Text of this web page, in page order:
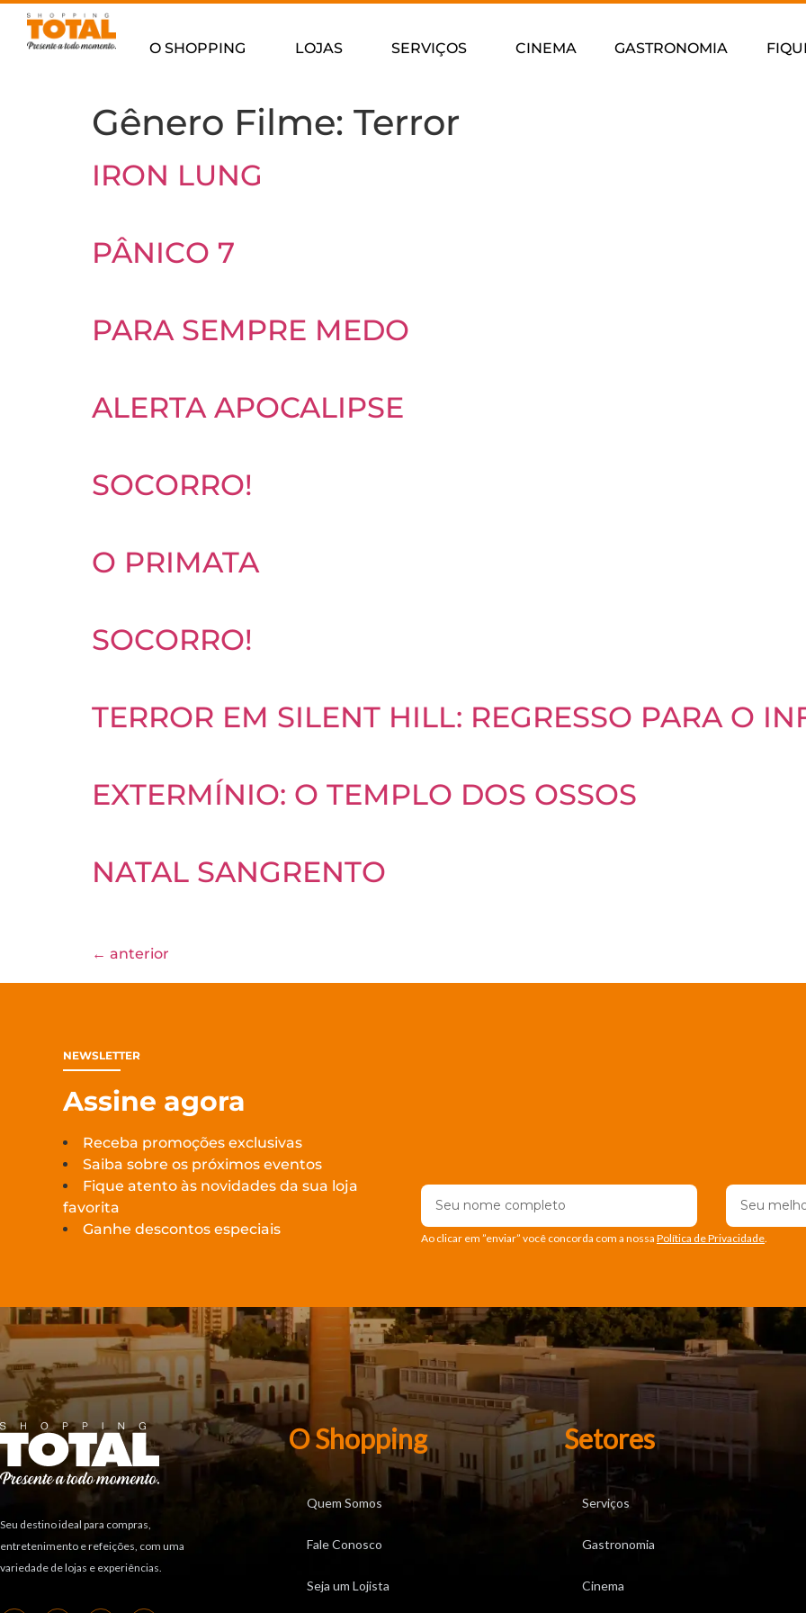
O SHOPPING LOJAS SERVIÇOS CINEMA GASTRONOMIA
Gênero Filme: Terror
IRON LUNG
PÂNICO 7
PARA SEMPRE MEDO
ALERTA APOCALIPSE
SOCORRO!
O PRIMATA
SOCORRO!
TERROR EM SILENT HILL: REGRESSO PARA O
EXTERMÍNIO: O TEMPLO DOS OSSOS
NATAL SANGRENTO
← anterior
NEWSLETTER
Assine agora
Receba promoções exclusivas
Saiba sobre os próximos eventos
Fique atento às novidades da sua loja
favorita
Ganhe descontos especiais
Ao clicar em ”enviar” você concorda com a nossa Política de Privacidade.
Seu destino ideal para compras,
entretenimento e refeições, com uma
variedade de lojas e experiências.
O Shopping
Quem Somos
Fale Conosco
Seja um Lojista
Setores
Serviços
Gastronomia
Cinema